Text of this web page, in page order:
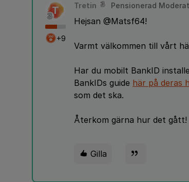
T
+9
Tretin Pensionerad
Hejsan @Matsf64!
Varmt välkommen till vårt
Har du mobilt BankID
BankIDs guide här på deras
som det ska.
Återkom gärna hur det gått!
Gilla